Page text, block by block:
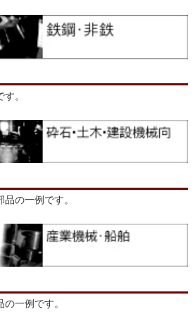
。
の一例です。
一例です。